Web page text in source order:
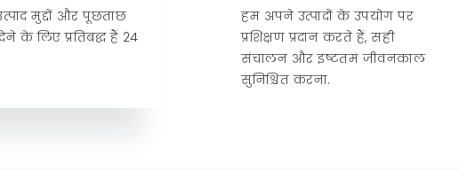
मुद्दों और पूछताछ
के लिए प्रतिबद्ध हैं 24
हम अपने उत्पादों के उपयोग पर
प्रशिक्षण प्रदान करते हैं, सही
संचालन और इष्टतम जीवनकाल
सुनिश्चित करना.